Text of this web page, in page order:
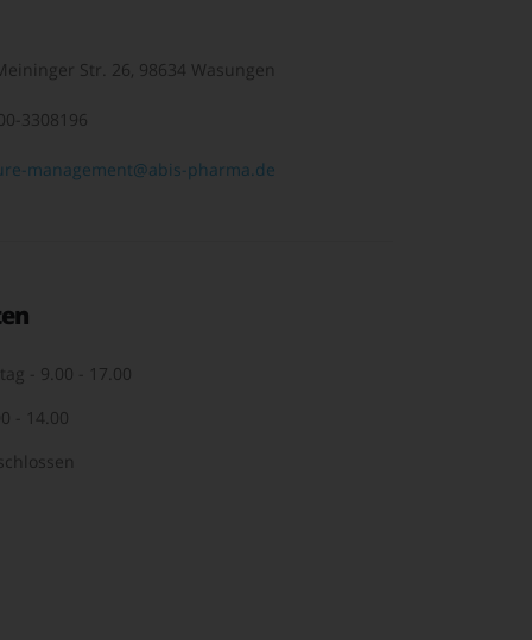
Str. 26, 98634 Wasungen
3308196
management@abis-pharma.de
- 9.00 - 17.00
- 14.00